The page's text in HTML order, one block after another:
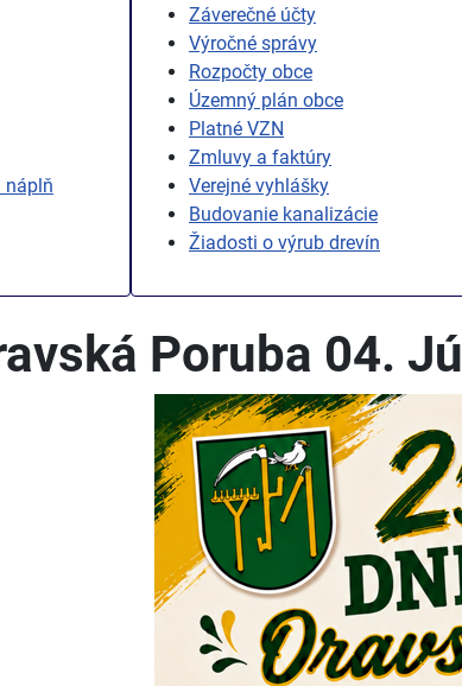
náplň
Záverečné účty
Výročné správy
Rozpočty obce
Územný plán obce
Platné VZN
Zmluvy a faktúry
Verejné vyhlášky
Budovanie kanalizácie
Žiadosti o výrub drevín
Poruba 04.